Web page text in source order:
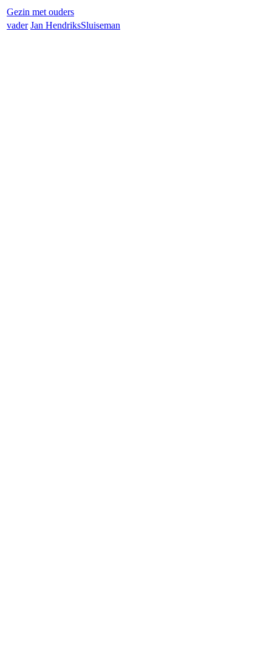
Gezin met ouders
vader Jan HendriksSluiseman